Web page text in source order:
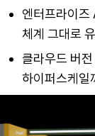
엔터프라이즈
체계 그대로
클라우드 버
하이퍼스케일